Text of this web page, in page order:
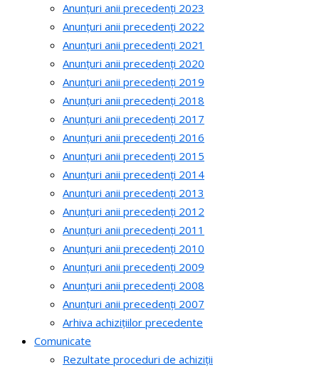
Anunțuri anii precedenți 2023
Anunțuri anii precedenți 2022
Anunțuri anii precedenți 2021
Anunțuri anii precedenți 2020
Anunțuri anii precedenți 2019
Anunțuri anii precedenți 2018
Anunțuri anii precedenți 2017
Anunțuri anii precedenți 2016
Anunțuri anii precedenți 2015
Anunțuri anii precedenți 2014
Anunțuri anii precedenți 2013
Anunțuri anii precedenți 2012
Anunțuri anii precedenți 2011
Anunțuri anii precedenți 2010
Anunțuri anii precedenți 2009
Anunțuri anii precedenți 2008
Anunțuri anii precedenți 2007
Arhiva achizițiilor precedente
Comunicate
Rezultate proceduri de achiziții